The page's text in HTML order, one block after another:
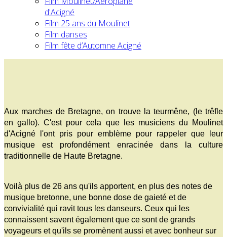
d'Acigné
Film 25 ans du Moulinet
Film danses
Film fête d’Automne Acigné
Aux marches de Bretagne, on trouve la teurmêne, (le trêfle
en gallo). C'est pour cela que les musiciens du Moulinet
d'Acigné l'ont pris pour emblème pour rappeler que leur
musique est profondément enracinée dans la culture
traditionnelle de Haute Bretagne.
Voilà plus de 26 ans qu'ils apportent, en plus des notes de
musique bretonne, une bonne dose de gaieté et de
convivialité qui ravit tous les danseurs. Ceux qui les
connaissent savent également que ce sont de grands
voyageurs et qu'ils se promènent aussi et avec bonheur sur